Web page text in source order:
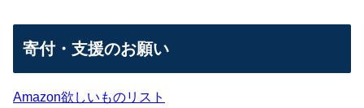
寄付・支援のお願い
Amazon欲しいものリスト